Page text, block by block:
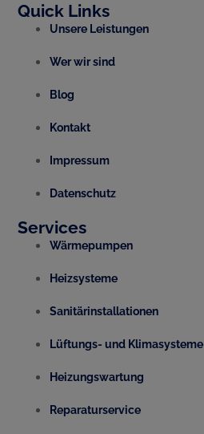
Quick Links
Unsere Leistungen
Wer wir sind
Blog
Kontakt
Impressum
Datenschutz
Services
Wärmepumpen
Heizsysteme
Sanitärinstallationen
Lüftungs- und Klimasysteme
Heizungswartung
Reparaturservice